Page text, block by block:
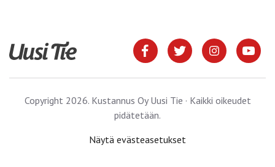
Copyright 2026. Kustannus Oy Uusi Tie · Kaikki oikeudet
pidätetään.
Näytä evästeasetukset